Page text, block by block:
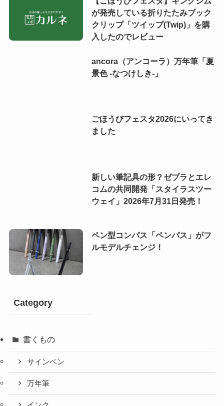
が発売している折りたたみブック
クリップ「ツイップ(Twip)」を購
入したのでレビュー
ancora（アンコーラ）万年筆「夏
景色 -なつけしき-」
ごほうびフェスタ2026にいってき
ました
新しい筆記具の形？ゼブラとエレ
コムの共同開発「スタイラスツー
ウェイ」2026年7月31日発売！
ペン型コンパス「ペンパス」がフ
ルモデルチェンジ！
Category
書くもの
サインペン
万年筆